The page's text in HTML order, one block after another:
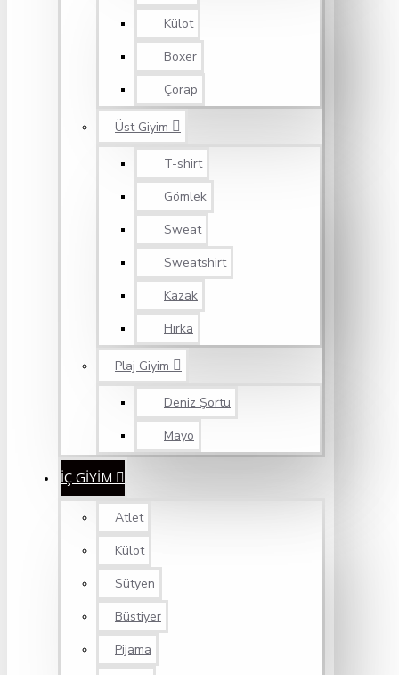
Külot
Boxer
Çorap
Üst Giyim
T-shirt
Gömlek
Sweat
Sweatshirt
Kazak
Hırka
Plaj Giyim
Deniz Şortu
Mayo
İÇ GİYİM
Atlet
Külot
Sütyen
Büstiyer
Pijama